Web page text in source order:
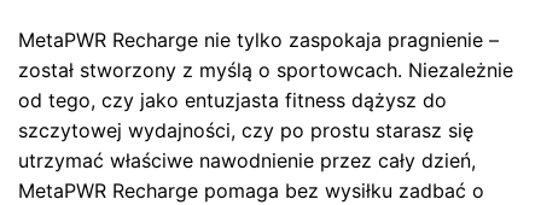
MetaPWR Recharge nie tylko zaspokaja pragnienie –
został stworzony z myślą o sportowcach. Niezależnie
od tego, czy jako entuzjasta fitness dążysz do
szczytowej wydajności, czy po prostu starasz się
utrzymać właściwe nawodnienie przez cały dzień,
MetaPWR Recharge pomaga bez wysiłku zadbać o